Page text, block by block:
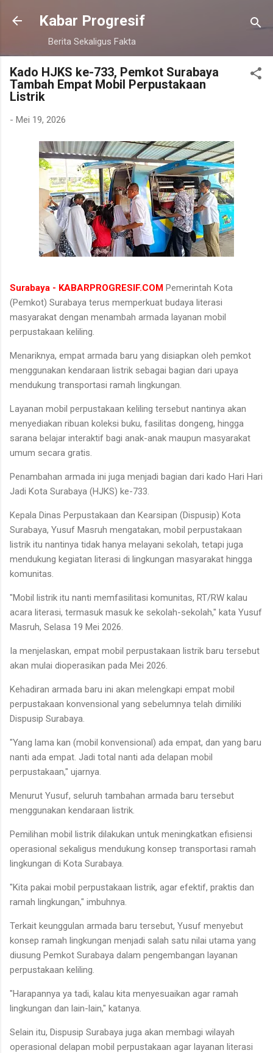
Langsung ke konten utama
Kabar Progresif
Berita Sekaligus Fakta
Kado HJKS ke-733, Pemkot Surabaya
Tambah Empat Mobil Perpustakaan
Listrik
- Mei 19, 2026
Surabaya - KABARPROGRESIF.COM Pemerintah Kota
(Pemkot) Surabaya terus memperkuat budaya literasi
masyarakat dengan menambah armada layanan mobil
perpustakaan keliling.
Menariknya, empat armada baru yang disiapkan oleh pemkot
menggunakan kendaraan listrik sebagai bagian dari upaya
mendukung transportasi ramah lingkungan.
Layanan mobil perpustakaan keliling tersebut nantinya akan
menyediakan ribuan koleksi buku, fasilitas dongeng, hingga
sarana belajar interaktif bagi anak-anak maupun masyarakat
umum secara gratis.
Penambahan armada ini juga menjadi bagian dari kado Hari Hari
Jadi Kota Surabaya (HJKS) ke-733.
Kepala Dinas Perpustakaan dan Kearsipan (Dispusip) Kota
Surabaya, Yusuf Masruh mengatakan, mobil perpustakaan
listrik itu nantinya tidak hanya melayani sekolah, tetapi juga
mendukung kegiatan literasi di lingkungan masyarakat hingga
komunitas.
"Mobil listrik itu nanti memfasilitasi komunitas, RT/RW kalau
acara literasi, termasuk masuk ke sekolah-sekolah," kata Yusuf
Masruh, Selasa 19 Mei 2026.
Ia menjelaskan, empat mobil perpustakaan listrik baru tersebut
akan mulai dioperasikan pada Mei 2026.
Kehadiran armada baru ini akan melengkapi empat mobil
perpustakaan konvensional yang sebelumnya telah dimiliki
Dispusip Surabaya.
"Yang lama kan (mobil konvensional) ada empat, dan yang baru
nanti ada empat. Jadi total nanti ada delapan mobil
perpustakaan," ujarnya.
Menurut Yusuf, seluruh tambahan armada baru tersebut
menggunakan kendaraan listrik.
Pemilihan mobil listrik dilakukan untuk meningkatkan efisiensi
operasional sekaligus mendukung konsep transportasi ramah
lingkungan di Kota Surabaya.
"Kita pakai mobil perpustakaan listrik, agar efektif, praktis dan
ramah lingkungan," imbuhnya.
Terkait keunggulan armada baru tersebut, Yusuf menyebut
konsep ramah lingkungan menjadi salah satu nilai utama yang
diusung Pemkot Surabaya dalam pengembangan layanan
perpustakaan keliling.
"Harapannya ya tadi, kalau kita menyesuaikan agar ramah
lingkungan dan lain-lain," katanya.
Selain itu, Dispusip Surabaya juga akan membagi wilayah
operasional delapan mobil perpustakaan agar layanan literasi